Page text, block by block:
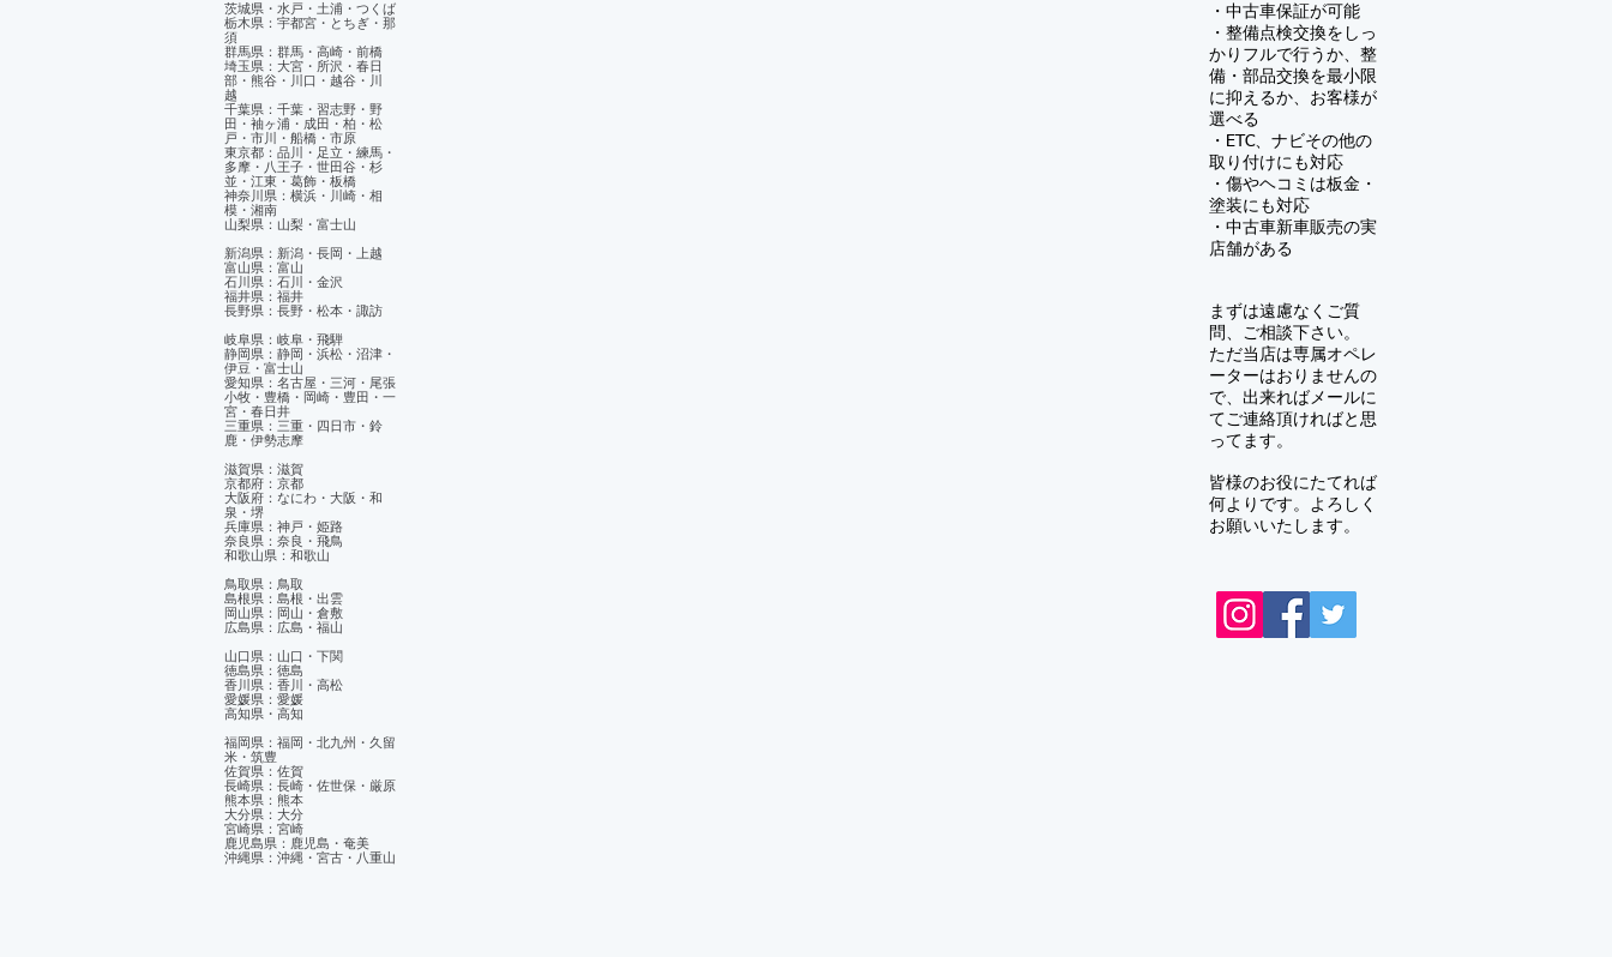
茨城県・水戸・土浦・つくば
栃木県：宇都宮・とちぎ・那
須
群馬県：群馬・高崎・前橋
埼玉県：大宮・所沢・春日
部・熊谷・川口・越谷・川
越
千葉県：千葉・習志野・野
田・袖ヶ浦・成田・柏・松
戸・市川・船橋・市原
東京都：品川・足立・練馬・
多摩・八王子・世田谷・杉
並・江東・葛飾・板橋
神奈川県：横浜・川崎・相
模・湘南
山梨県：山梨・富士山
新潟県：新潟・長岡・上越
富山県：富山
石川県：石川・金沢
福井県：福井
長野県：長野・松本・諏訪
岐阜県：岐阜・飛騨
静岡県：静岡・浜松・沼津・
伊豆・富士山
​愛知県：名古屋・三河・尾張
小牧・豊橋・岡崎・豊田・一
宮・春日井
三重県：三重・四日市・鈴
鹿・伊勢志摩
滋賀県：滋賀
京都府：京都
大阪府：なにわ・大阪・和
泉・堺
兵庫県：神戸・姫路
奈良県：奈良・飛鳥
和歌山県：和歌山
鳥取県：鳥取
島根県：島根・出雲
岡山県：岡山・倉敷
広島県：広島・福山
山口県：山口・下関
徳島県：徳島
香川県：香川・高松
愛媛県：愛媛
​高知県・高知
福岡県：福岡・北九州・久留
米・筑豊
佐賀県：佐賀
長崎県：長崎・佐世保・厳原
熊本県：熊本
大分県：大分
宮崎県：宮崎
鹿児島県：鹿児島・奄美
沖縄県：沖縄・宮古・八重山
・中古車保証が可能
​・ 整備点検交換をしっ
かりフルで行うか、整
備・部品交換を最小限
に抑えるか、お客様が
選べる
・ETC、ナビその他の
取り付けにも対応
・傷やヘコミは板金・
塗装にも対応
​・中古車新車販売の実
店舗がある
まずは遠慮なくご質
問、ご相談下さい。
ただ当店は専属オペレ
ーターはおりませんの
で、出来ればメールに
てご連絡頂ければと思
ってます。
皆様のお役にたてれば
何よりです。よろしく
お願いいたします。